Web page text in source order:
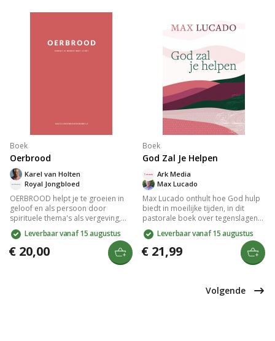
lichamelijke aanraking. Ideaal als
liefdestalen te begrijpen en te
herkennen, zodat jullie een diepere
Boek
Oerbrood
Royal Jongbloed
Karel van Holten
OERBROOD helpt je te groeien in
geloof en als persoon door
spirituele thema's als vergeving,
vreugde en eerlijkheid te
verkennen. Met 16 hoofdstukken
moedigt het boek aan tot
zelfreflectie en persoonlijke
ontwikkeling, waarbij geest, ziel en
Leverbaar vanaf 15 augustus
€ 20,00
Boek
God Zal Je Helpen
Max Lucado
Ark Media
Max Lucado onthult hoe God hulp
biedt in moeilijke tijden, in dit
pastorale boek over tegenslagen
en angst. Vertrouw op de kracht
van wonderen, want voor God is
geen probleem te groot en geen
gebed onopgemerkt. Inclusief
reflectievragen, bijbelteksten en
geloofsverdieping.
Leverbaar vanaf 15 augustus
€ 21,99
Volgende